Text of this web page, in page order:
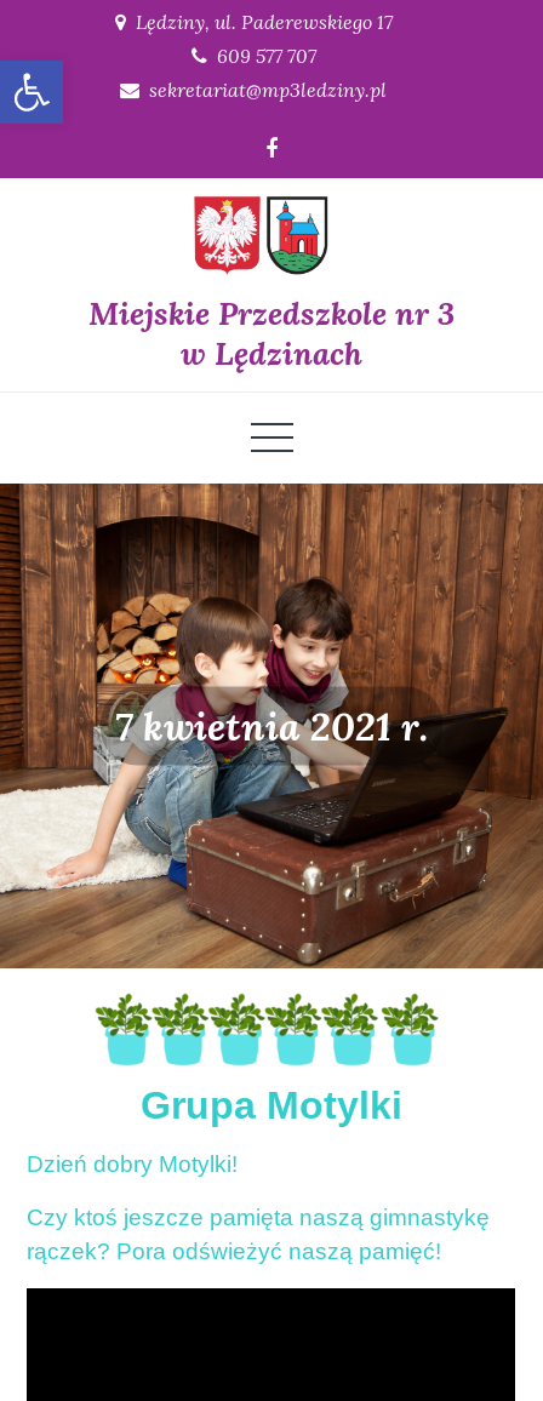
Open toolbar
content
Lędziny, ul. Paderewskiego 17
609 577 707
sekretariat@mp3ledziny.pl
Miejskie Przedszkole nr 3
w Lędzinach
7 kwietnia 2021 r.
Grupa Motylki
Dzień dobry Motylki!
Czy ktoś jeszcze pamięta naszą gimnastykę
rączek? Pora odświeżyć naszą pamięć!